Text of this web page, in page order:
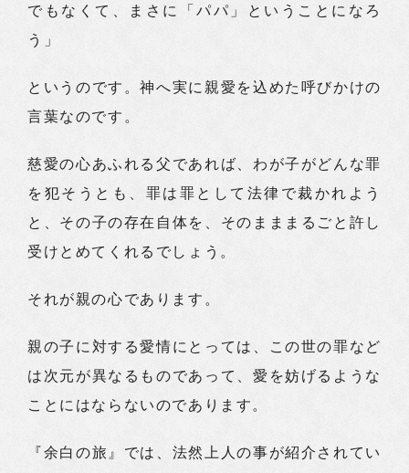
でもなくて、まさに「パパ」ということになろ
う」
というのです。神へ実に親愛を込めた呼びかけの
言葉なのです。
慈愛の心あふれる父であれば、わが子がどんな罪
を犯そうとも、罪は罪として法律で裁かれよう
と、その子の存在自体を、そのまままるごと許し
受けとめてくれるでしょう。
それが親の心であります。
親の子に対する愛情にとっては、この世の罪など
は次元が異なるものであって、愛を妨げるような
ことにはならないのであります。
『余白の旅』では、法然上人の事が紹介されてい